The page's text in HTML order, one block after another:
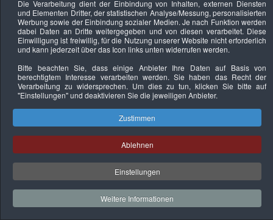
Keine Termine
Datenschutzerklärung Urheberrechtsnachweise Nachhaltigkeit
Copyright © 2026. Bundesverband Deutscher
Sachverständiger und Fachgutachter e.V..
Die Verarbeitung dient der Einbindung von Inhalten, externen Diensten
und Elementen Dritter, der statistischen Analyse/Messung, personalisierten
Werbung sowie der Einbindung sozialer Medien. Je nach Funktion werden
dabei Daten an Dritte weitergegeben und von diesen verarbeitet. Diese
Einwilligung ist freiwillig, für die Nutzung unserer Website nicht erforderlich
und kann jederzeit über das Icon links unten widerrufen werden.
Bitte beachten Sie, dass einige Anbieter Ihre Daten auf Basis von
berechtigtem Interesse verarbeiten werden. Sie haben das Recht der
Verarbeitung zu widersprechen. Um dies zu tun, klicken Sie bitte auf
"Einstellungen"und deaktivieren Sie die jeweiligen Anbieter.
Zustimmen
Ablehnen
Einstellungen
Weitere Informationen